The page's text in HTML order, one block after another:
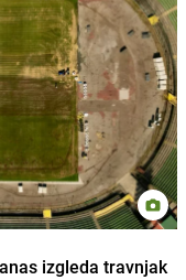
izgleda travnjak